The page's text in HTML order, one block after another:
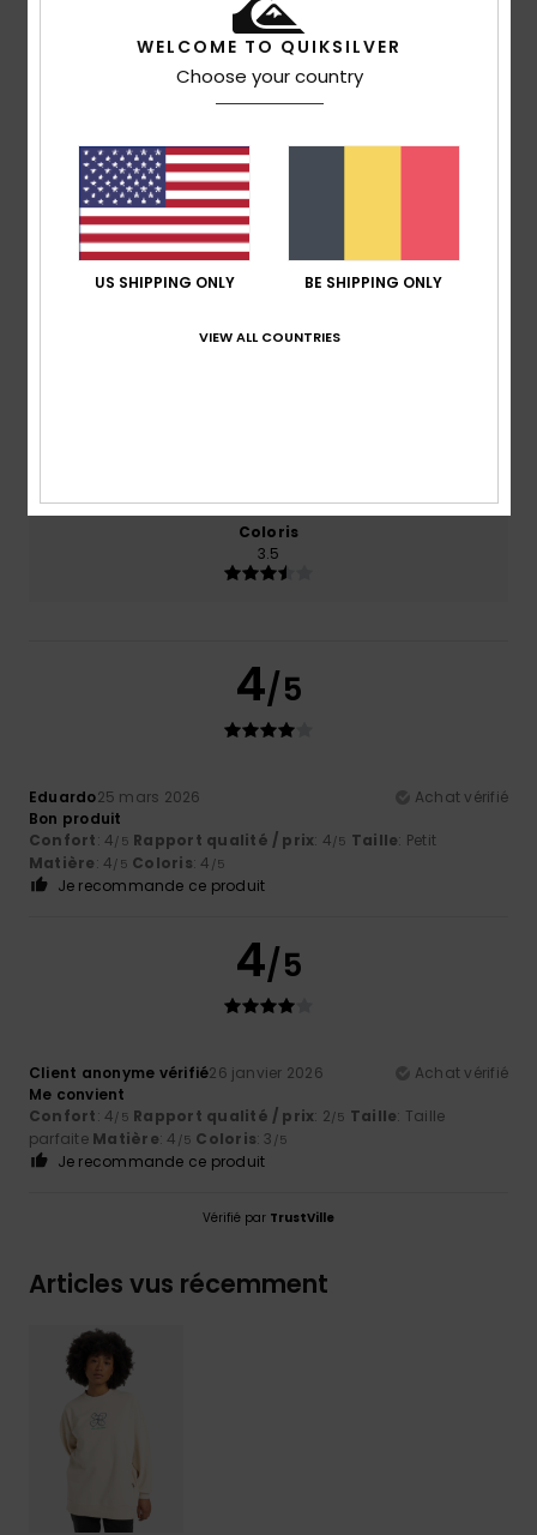
Note moyenne
4.0
basé sur2 avis vérifiés
100% de nos clients recommandent ce produit
Rapport qualité / prix
Coloris
3.5
4/5
Eduardo25 mars 2026
Achat vérifié
Bon produit
Confort: 4/5 Rapport qualité / prix: 4/5 Taille: Petit
Matière: 4/5 Coloris: 4 /5
Je recommande ce produit
4/5
Client anonyme vérifié26 janvier 2026
Achat vérifié
Me convient
Confort: 4/5 Rapport qualité / prix: 2/5 Taille: Taille
parfaite Matière: 4 /5 Coloris: 3 /5
Je recommande ce produit
Vérifié par TrustVille
Articles vus récemment
WELCOME TO QUIKSILVER
Choose your country
US SHIPPING ONLY BE SHIPPING ONLY
VIEW ALL COUNTRIES